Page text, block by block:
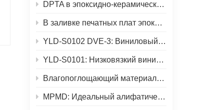
DPTA в эпоксидно-керамических гелевых смесях: больше, чем просто «затвердевание суспензии».
В заливке печатных плат эпоксидной смолой настоящая проблема заключается не просто в «более быстром отверждении».
YLD-S0102 DVE-3: Виниловый эфир с низкой летучестью для УФ-отверждаемых составов.
YLD-S0101: Низковязкий виниловый эфирный активный разбавитель для УФ-отверждаемых составов.
Влагопоглощающий материал 2-MI для промышленных эпоксидных смол
MPMD: Идеальный алифатический диамин для рецептур полимочевинных и термоплавких клеев.